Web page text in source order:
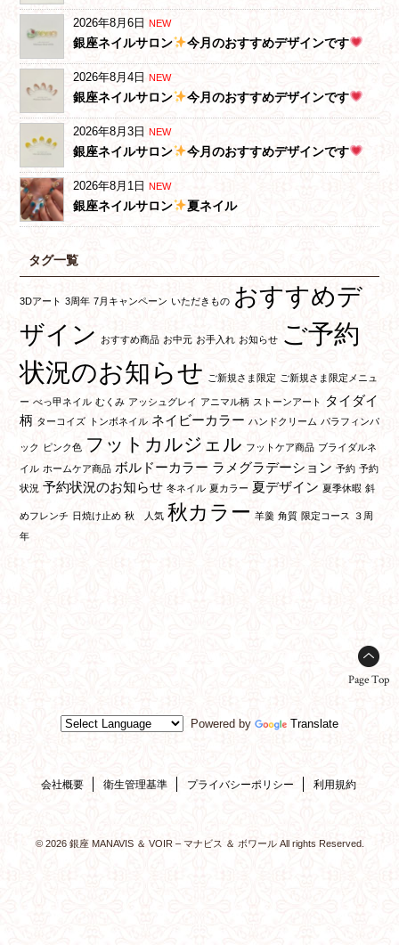
2026年8月6日 NEW
銀座ネイルサロン 今月のおすすめデザインです
2026年8月4日 NEW
銀座ネイルサロン 今月のおすすめデザインです
2026年8月3日 NEW
銀座ネイルサロン 今月のおすすめデザインです
2026年8月1日 NEW
銀座ネイルサロン 夏ネイル
タグ一覧
3Dアート 3周年 7月キャンペーン いただきもの おすすめデ
ザイン
おすすめ商品 お中元 お手入れ お知らせ ご予約
状況のお知らせ
ご新規さま限定 ご新規さま限定メニュ
ー べっ甲ネイル むくみ アッシュグレイ アニマル柄 ストーンアート
タイダイ
柄 ターコイズ トンボネイル ネイビーカラー ハンドクリーム パラフィンパ
ック ピンク色 フットカルジェル フットケア商品 ブライダルネ
イル ホームケア商品 ボルドーカラー ラメグラデーション 予約 予約
状況 予約状況のお知らせ 冬ネイル 夏カラー 夏デザイン 夏季休暇 斜
めフレンチ 日焼け止め 秋 人気 秋カラー 羊羹 角質 限定コース
３周
年
Page Top
Powered by Translate
会社概要 衛生管理基準 プライバシーポリシー 利用規約
© 2026 銀座 MANAVIS ＆ VOIR – マナビス ＆ ボワール All rights Reserved.